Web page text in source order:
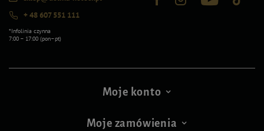
+ 48 607 551 111
*Infolinia czynna
7:00 – 17:00 (pon–pt)
Moje konto
Moje zamówienia